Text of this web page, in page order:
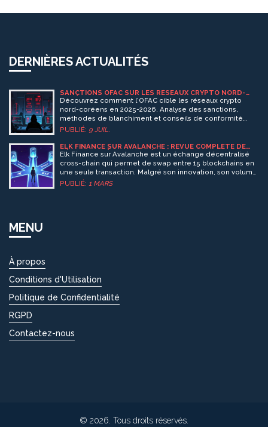
DERNIÈRES ACTUALITÉS
SANCTIONS OFAC SUR LES RÉSEAUX CRYPTO NORD-
CORÉENS : CE QU'IL FAUT SAVOIR EN 2026
Découvrez comment l'OFAC cible les réseaux crypto
nord-coréens en 2025-2026. Analyse des sanctions,
méthodes de blanchiment et conseils de conformité
pour l'industrie Web3.
PUBLIÉ: 9 JUIL.
ELK FINANCE SUR AVALANCHE : REVUE COMPLÈTE DE
L'ÉCHANGE DÉCENTRALISÉ CROSS-CHAIN
Elk Finance sur Avalanche est un échange décentralisé
cross-chain qui permet de swap entre 15 blockchains en
une seule transaction. Malgré son innovation, son volume
reste très faible, et sa liquidité limitée sur Avalanche.
PUBLIÉ: 1 MARS
MENU
À propos
Conditions d'Utilisation
Politique de Confidentialité
RGPD
Contactez-nous
© 2026. Tous droits réservés.